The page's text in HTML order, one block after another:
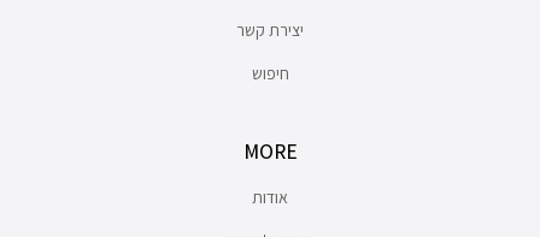
יצירת קשר
חיפוש
MORE
אודות